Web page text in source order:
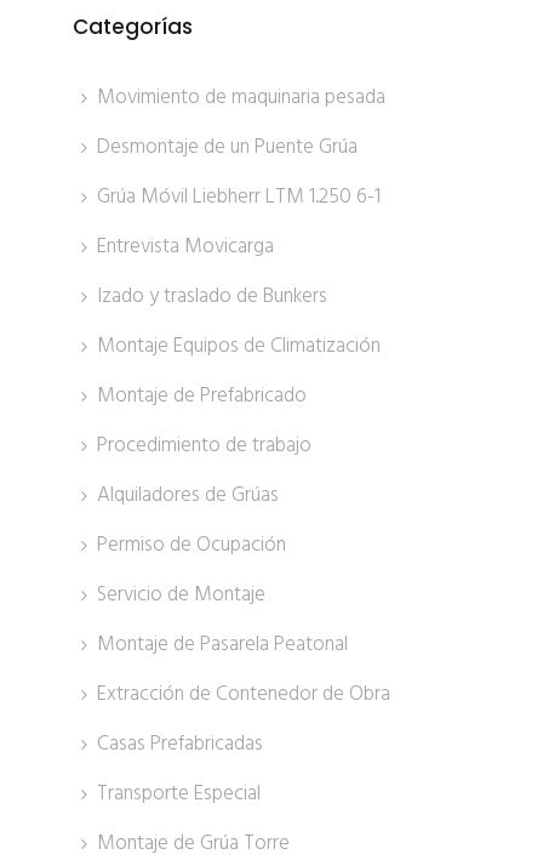
Categorías
Movimiento de maquinaria pesada
Desmontaje de un Puente Grúa
Grúa Móvil Liebherr LTM 1.250 6-1
Entrevista Movicarga
Izado y traslado de Bunkers
Montaje Equipos de Climatización
Montaje de Prefabricado
Procedimiento de trabajo
Alquiladores de Grúas
Permiso de Ocupación
Servicio de Montaje
Montaje de Pasarela Peatonal
Extracción de Contenedor de Obra
Casas Prefabricadas
Transporte Especial
Montaje de Grúa Torre